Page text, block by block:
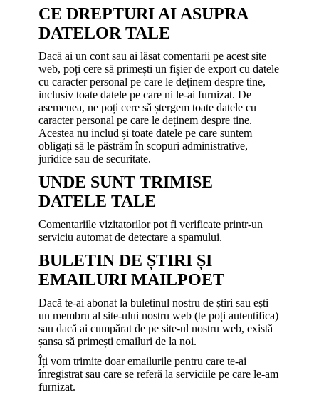
CE DREPTURI AI ASUPRA
DATELOR TALE
Dacă ai un cont sau ai lăsat comentarii pe acest site
web, poți cere să primești un fișier de export cu datele
cu caracter personal pe care le deținem despre tine,
inclusiv toate datele pe care ni le-ai furnizat. De
asemenea, ne poți cere să ștergem toate datele cu
caracter personal pe care le deținem despre tine.
Acestea nu includ și toate datele pe care suntem
obligați să le păstrăm în scopuri administrative,
juridice sau de securitate.
UNDE SUNT TRIMISE
DATELE TALE
Comentariile vizitatorilor pot fi verificate printr-un
serviciu automat de detectare a spamului.
BULETIN DE ȘTIRI ȘI
EMAILURI MAILPOET
Dacă te-ai abonat la buletinul nostru de știri sau ești
un membru al site-ului nostru web (te poți autentifica)
sau dacă ai cumpărat de pe site-ul nostru web, există
șansa să primești emailuri de la noi.
Îți vom trimite doar emailurile pentru care te-ai
înregistrat sau care se referă la serviciile pe care le-am
furnizat.